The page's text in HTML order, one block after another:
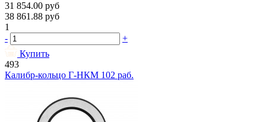
31 854.00 руб
38 861.88 руб
1
-
+
Купить
493
Калибр-кольцо Г-НКМ 102 раб.